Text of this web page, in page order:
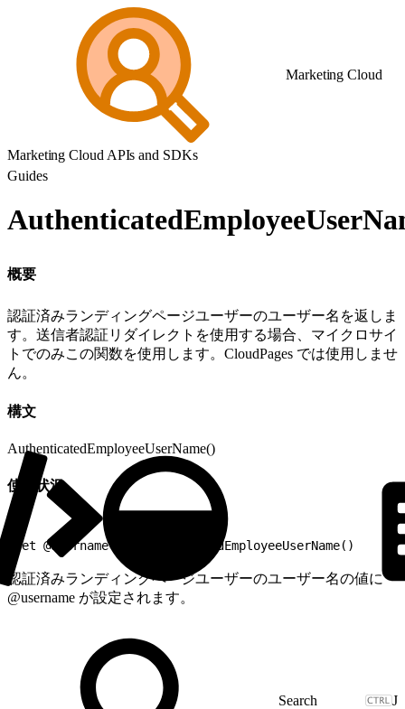
Marketing Cloud
Marketing Cloud APIs and SDKs
Guides
概要
認証済みランディングページユーザーのユーザー名を返しま
す。送信者認証リダイレクトを使用する場合、マイクロサイ
トでのみこの関数を使用します。CloudPages では使用しませ
ん。
構文
AuthenticatedEmployeeUserName()
使用状況
set @username = AuthenticatedEmployeeUserName()
認証済みランディングページユーザーのユーザー名の値に
@username が設定されます。
J